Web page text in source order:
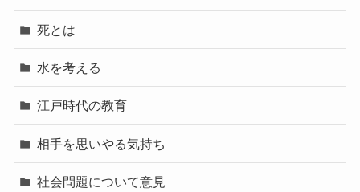
死とは
水を考える
江戸時代の教育
相手を思いやる気持ち
社会問題について意見